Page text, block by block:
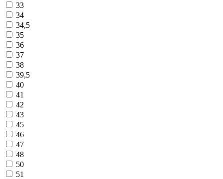
33
34
34,5
35
36
37
38
39,5
40
41
42
43
45
46
47
48
50
51